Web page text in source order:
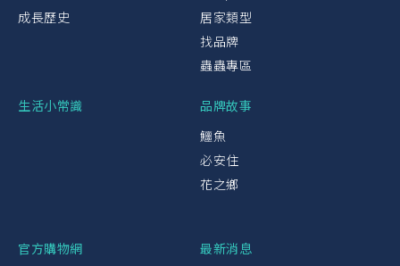
成長歷史
居家類型
找品牌
蟲蟲專區
生活小常識
品牌故事
鱷魚
必安住
花之鄉
官方購物網 最新消息